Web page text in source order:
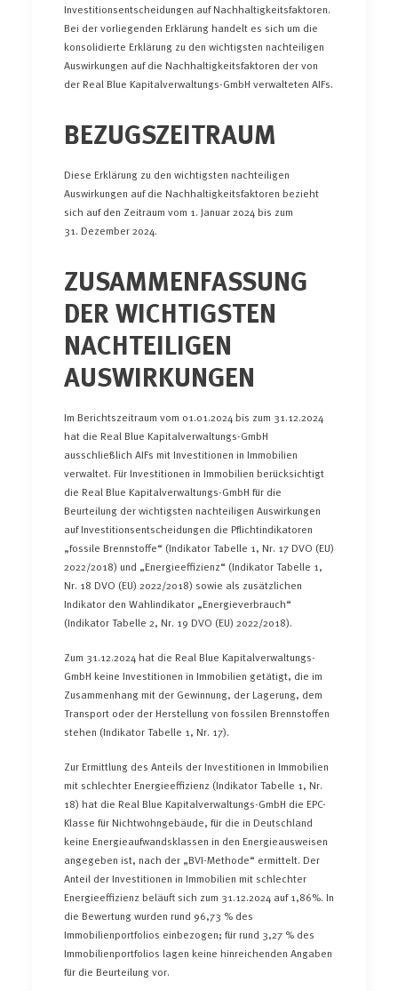
Investitionsentscheidungen auf Nachhaltigkeitsfaktoren.
Bei der vorliegenden Erklärung handelt es sich um die
konsolidierte Erklärung zu den wichtigsten nachteiligen
Auswirkungen auf die Nachhaltigkeitsfaktoren der von
der Real Blue Kapitalverwaltungs-GmbH verwalteten AIFs.
BEZUGSZEITRAUM
Diese Erklärung zu den wichtigsten nachteiligen
Auswirkungen auf die Nachhaltigkeitsfaktoren bezieht
sich auf den Zeitraum vom 1. Januar 2024 bis zum
31. Dezember 2024.
ZUSAMMENFASSUNG
DER WICHTIGSTEN
NACHTEILIGEN
AUSWIRKUNGEN
Im Berichtszeitraum vom 01.01.2024 bis zum 31.12.2024
hat die Real Blue Kapitalverwaltungs-GmbH
ausschließlich AIFs mit Investitionen in Immobilien
verwaltet. Für Investitionen in Immobilien berücksichtigt
die Real Blue Kapitalverwaltungs-GmbH für die
Beurteilung der wichtigsten nachteiligen Auswirkungen
auf Investitionsentscheidungen die Pflichtindikatoren
„fossile Brennstoffe“ (Indikator Tabelle 1, Nr. 17 DVO (EU)
2022/2018) und „Energieeffizienz“ (Indikator Tabelle 1,
Nr. 18 DVO (EU) 2022/2018) sowie als zusätzlichen
Indikator den Wahlindikator „Energieverbrauch“
(Indikator Tabelle 2, Nr. 19 DVO (EU) 2022/2018).
Zum 31.12.2024 hat die Real Blue Kapitalverwaltungs-
GmbH keine Investitionen in Immobilien getätigt, die im
Zusammenhang mit der Gewinnung, der Lagerung, dem
Transport oder der Herstellung von fossilen Brennstoffen
stehen (Indikator Tabelle 1, Nr. 17).
Zur Ermittlung des Anteils der Investitionen in Immobilien
mit schlechter Energieeffizienz (Indikator Tabelle 1, Nr.
18) hat die Real Blue Kapitalverwaltungs-GmbH die EPC-
Klasse für Nichtwohngebäude, für die in Deutschland
keine Energieaufwandsklassen in den Energieausweisen
angegeben ist, nach der „BVI-Methode“ ermittelt. Der
Anteil der Investitionen in Immobilien mit schlechter
Energieeffizienz beläuft sich zum 31.12.2024 auf 1,86%. In
die Bewertung wurden rund 96,73 % des
Immobilienportfolios einbezogen; für rund 3,27 % des
Immobilienportfolios lagen keine hinreichenden Angaben
für die Beurteilung vor.